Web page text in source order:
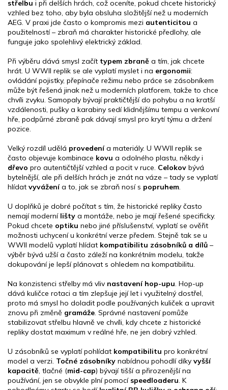
p
r
v
k
v
ý
p
i
s
u
střelbu i při delších hrách, což oceníte, pokud chcete historický
vzhled bez toho, aby byla obsluha složitější než u moderních
AEG. V praxi jde často o kompromis mezi autenticitou a
použitelností – zbraň má charakter historické předlohy, ale
funguje jako spolehlivý elektrický základ.
Při výběru dává smysl začít typem zbraně a tím, jak chcete
hrát. U WWII replik se ale vyplatí myslet i na ergonomii:
ovládání pojistky, přepínače režimu nebo práce se zásobníkem
může být řešená jinak než u moderních platforem, takže to chce
chvíli zvyku. Samopaly bývají praktičtější do pohybu a na kratší
vzdálenosti, pušky a karabiny sedí klidnějšímu tempu a venkovní
hře, podpůrné zbraně pak dávají smysl pro krytí týmu a držení
pozice.
Velký rozdíl udělá provedenía materiály. U WWII replik se
často objevuje kombinace kovu a odolného plastu, někdy i
dřevo pro autentičtější vzhled a pocit v ruce. Celokov bývá
bytelnější, ale při delších hrách je znát na váze – tady se vyplatí
hlídat vyváženía to, jak se zbraň nosí s popruhem.
U doplňků je dobré počítat s tím, že historické repliky často
nemají moderní lišty a montáže, nebo je mají řešené specificky.
Pokud chcete optiku nebo jiné příslušenství, vyplatí se ověřit
možnosti uchycení u konkrétní verze předem. Stejně tak se u
WWII modelů vyplatí hlídat kompatibilitu zásobníků a dílů –
výběr bývá užší a často záleží na konkrétním modelu, takže
dokupování je lepší plánovat s ohledem na kompatibilitu.
Na konzistenci střelby má vliv nastavení hop-upu. Hop-up
dává kuličce rotaci a tím zlepšuje její let i využitelný dostřel,
proto má smysl ho doladit podle používaných kuliček a upravit
znovu při změně gramáže. Správné nastavení pomůže
stabilizovat střelbu hlavně ve chvíli, kdy chcete z historické
repliky dostat maximum v reálné hře, ne jen dobrý vzhled.
U zásobníků se vyplatí pohlídat kompatibilitu pro konkrétní
model a verzi. Točné zásobníky nabídnou pohodlí díky vyšší
kapacitě, tlačné (mid-cap) bývají tišší a přirozenější na
používání, jen se obvykle plní pomocí speedloaderu. K